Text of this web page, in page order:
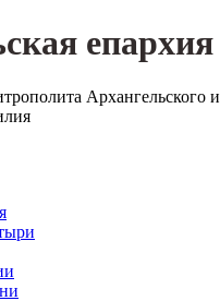
епархия
Архангельского и